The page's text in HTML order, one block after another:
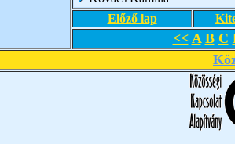
Előző lap
<< A B C